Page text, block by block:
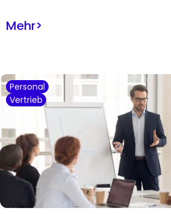
Mehr>
Personal
Vertrieb